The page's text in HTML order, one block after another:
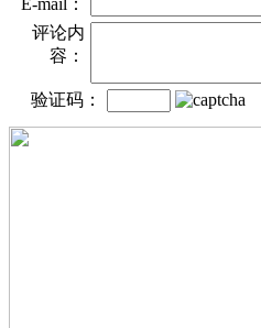
E-mail：
评论内
容：
验证码：